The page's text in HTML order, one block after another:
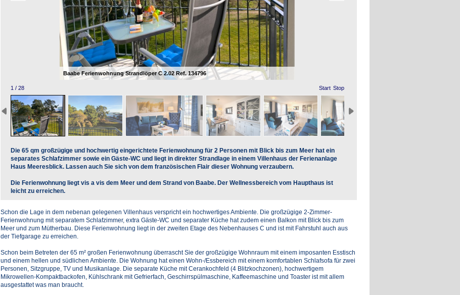
Baabe Ferienwohnung Strandlöper C 2.02 Ref. 134796
1 / 28 Start Stop
Die 65 qm großzügige und hochwertig eingerichtete Ferienwohnung für 2 Personen mit Blick bis zum Meerhat ein
separates Schlafzimmer sowie ein Gäste-WC und liegt in direkter Strandlage in einem Villenhaus der Ferienanlage
Haus Meeresblick. Lassen auch Sie sich von dem französischen Flair dieser Wohnung verzaubern.
Die Ferienwohnung liegt vis a vis dem Meer und dem Strand von Baabe. Der Wellnessbereich vom Haupthaus ist
leicht zu erreichen.
Schon die Lage in dem nebenan gelegenen Villenhaus verspricht ein hochwertiges Ambiente. Die großzügige 2-Zimmer-
Ferienwohnung mit separatem Schlafzimmer, extra Gäste-WC und separater Küche hat zudem einen Balkon mit Blick bis zum
Meer und zum Mütherbau. Diese Ferienwohnung liegt in der zweiten Etage des Nebenhauses C und ist mit Fahrstuhl auch aus
der Tiefgarage zu erreichen.
Schon beim Betreten der 65 m² großen Ferienwohnung überrascht Sie der großzügige Wohnraum mit einem imposanten Esstisch
und einem hellen und südlichen Ambiente. Die Wohnung hat einen Wohn-/Essbereich mit einem komfortablen Schlafsofa für zwei
Personen, Sitzgruppe, TV und Musikanlage. Die separate Küche mit Cerankochfeld (4 Blitzkochzonen), hochwertigem
Mikrowellen-Kompaktbackofen, Kühlschrank mit Gefrierfach, Geschirrspülmaschine, Kaffeemaschine und Toaster ist mit allem
ausgestattet was man braucht.